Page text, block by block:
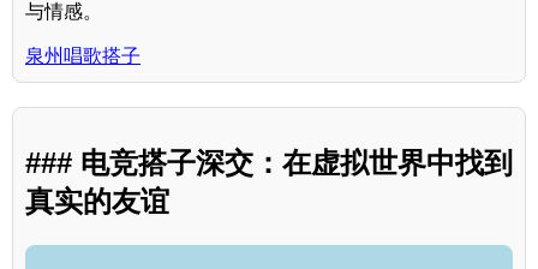
与情感。
泉州唱歌搭子
### 电竞搭子深交：在虚拟世界中找到
真实的友谊